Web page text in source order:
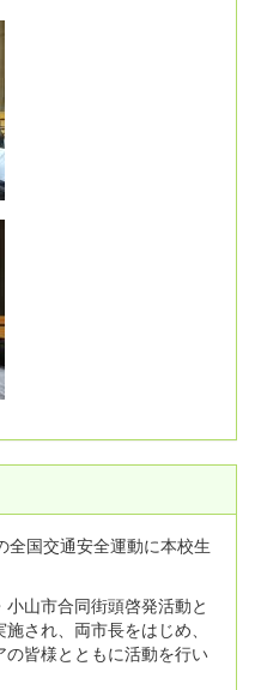
全国交通安全運動に本校生
山市合同街頭啓発活動と
され、両市長をはじめ、
皆様とともに活動を行い